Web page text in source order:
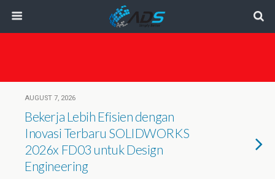
AUGUST 7, 2026
Bekerja Lebih Efisien dengan
Inovasi Terbaru SOLIDWORKS
2026x FD03 untuk Design
Engineering